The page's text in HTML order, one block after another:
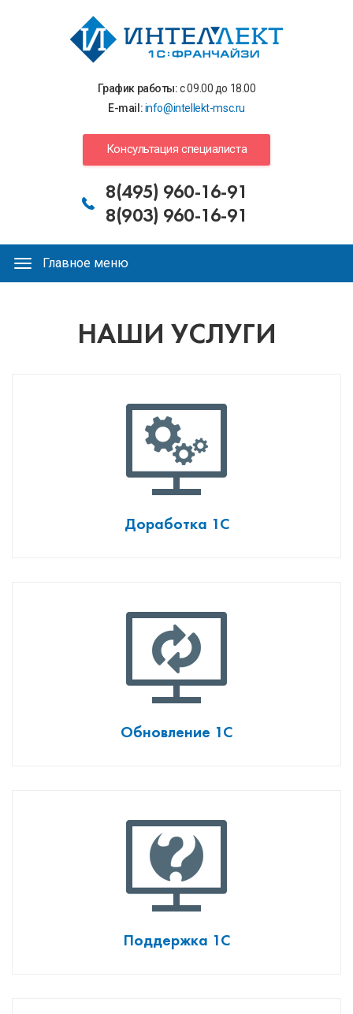
График работы:с 09.00 до 18.00
E-mail:info@intellekt-msc.ru
Консультация специалиста
8(495) 960-16-91
8(903) 960-16-91
Главное
меню
Главное меню
НАШИ УСЛУГИ
Доработка 1С
Обновление 1С
Поддержка 1С